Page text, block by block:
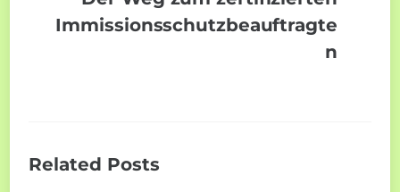
Immissionsschutzbeauftragte
n
Related Posts